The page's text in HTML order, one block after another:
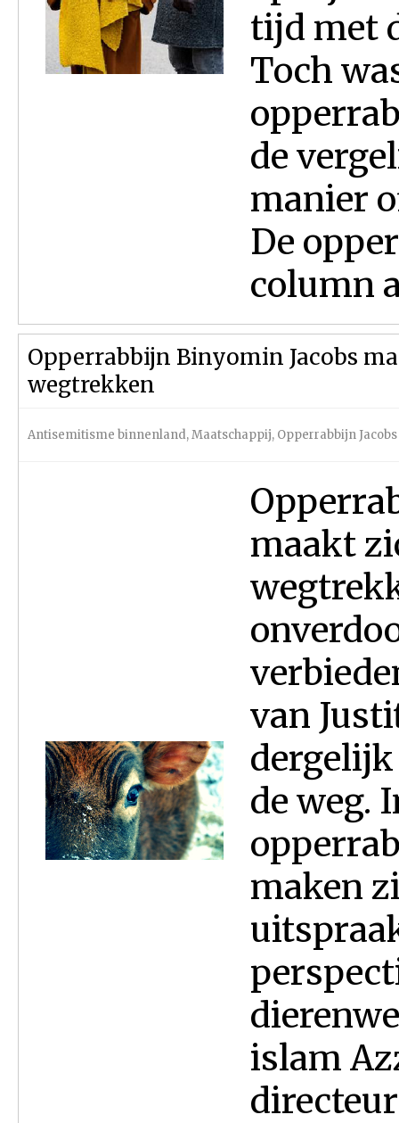
tijd met
Toch
de
manier
De
column
Opperrabbijn Binyomin Jacobs
wegtrekken
Antisemitisme binnenland,Maatschappij, Opperrabbijn Jacobs
maakt
van
de weg.
maken
islam
directeur